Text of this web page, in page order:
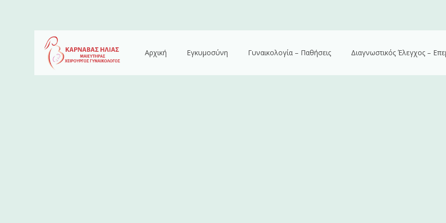
Αρχική Εγκυμοσύνη Γυναικολογία – Παθήσεις Διαγνωστικός Έλεγχος –